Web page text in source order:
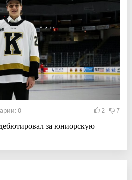
0 2 7
за юниорскую